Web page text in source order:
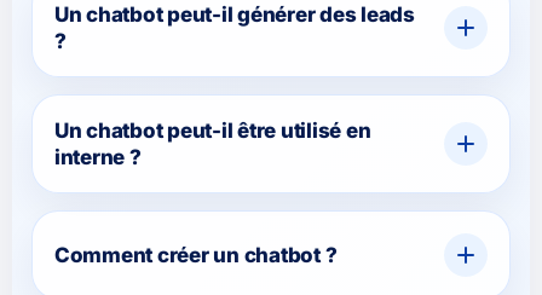
Un chatbot peut-il générer des leads
?
Un chatbot peut-il être utilisé en
interne ?
Comment créer un chatbot ?